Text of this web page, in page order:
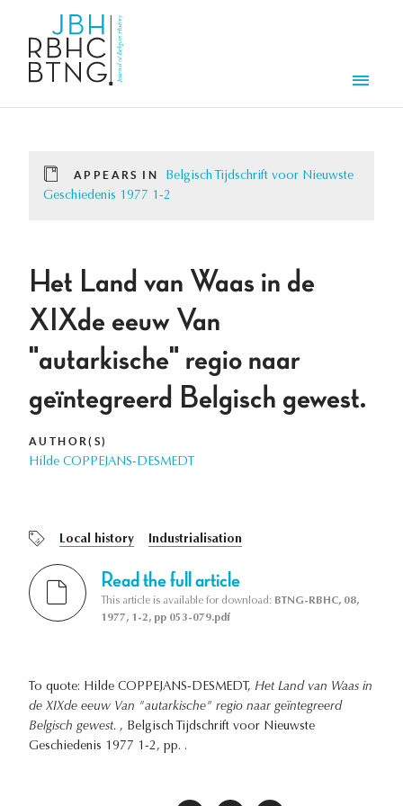
APPEARS IN
Belgisch Tijdschrift voor Nieuwste
Geschiedenis 1977 1-2
Het Land van Waas in de
XIXde eeuw Van
"autarkische" regio naar
geïntegreerd Belgisch gewest.
AUTHOR(S)
Hilde COPPEJANS-DESMEDT
Local history Industrialisation
Read the full article
This article is available for download: BTNG-RBHC, 08,
1977, 1-2, pp 053-079.pdf
To quote: Hilde COPPEJANS-DESMEDT, Het Land van Waas in
de XIXde eeuw Van "autarkische" regio naar geïntegreerd
Belgisch gewest. , Belgisch Tijdschrift voor Nieuwste
Geschiedenis 1977 1-2, pp. .